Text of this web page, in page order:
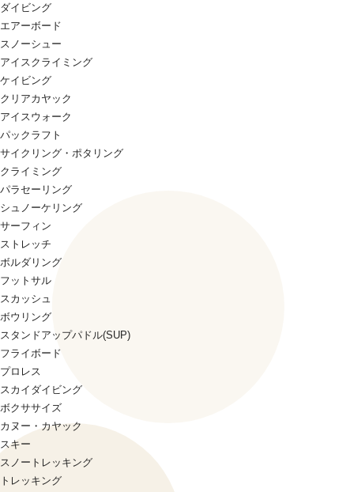
ダイビング
エアーボード
スノーシュー
アイスクライミング
ケイビング
クリアカヤック
アイスウォーク
パックラフト
サイクリング・ポタリング
クライミング
パラセーリング
シュノーケリング
サーフィン
ストレッチ
ボルダリング
フットサル
スカッシュ
ボウリング
スタンドアップパドル(SUP)
フライボード
プロレス
スカイダイビング
ボクササイズ
カヌー・カヤック
スキー
スノートレッキング
トレッキング